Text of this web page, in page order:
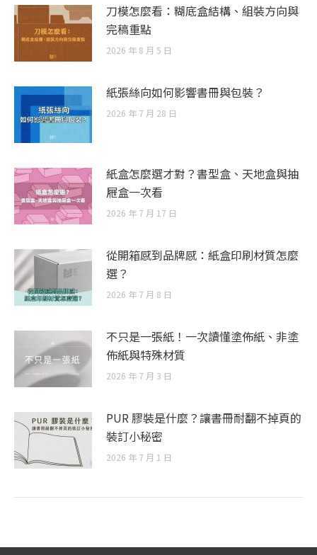
刀模怎麼看：糊底盒結構、組裝方向與
完稿重點
2026 年 8 月 5 日
紙張絲向如何影響書冊與包裝？
2026 年 7 月 28 日
紙盒怎麼選才對？書型盒、天地盒與抽
屜盒一次看
2026 年 7 月 17 日
從開箱感到品牌感：紙盒印刷材質怎麼
選？
2026 年 7 月 8 日
不只是一張紙！一次讀懂塗佈紙、非塗
佈紙與特殊材質
2026 年 7 月 3 日
PUR 膠裝是什麼？讓書冊耐翻不掉頁的
裝訂小秘密
2026 年 7 月 1 日